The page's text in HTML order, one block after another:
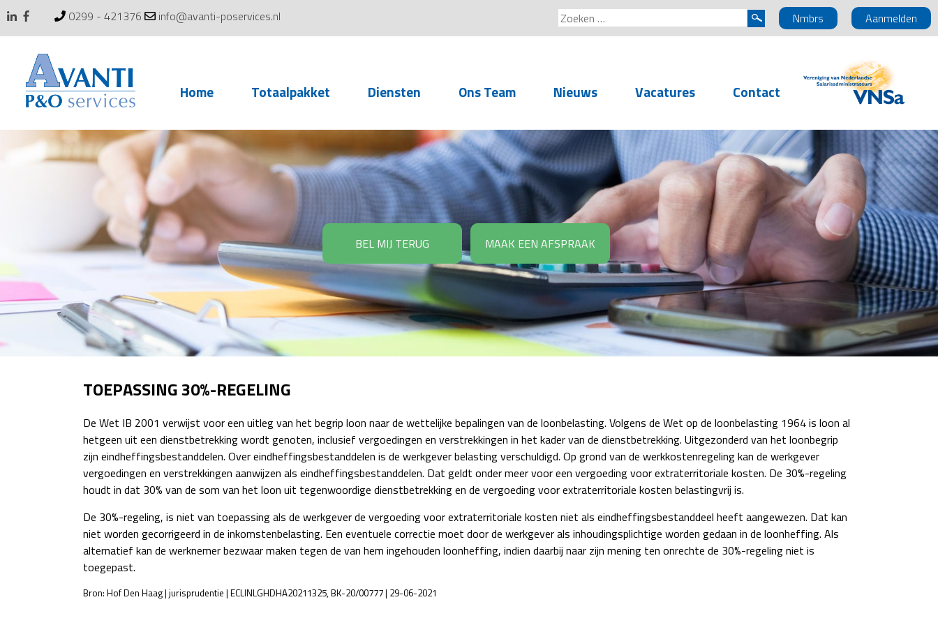
0299 - 421376 info@avanti-poservices.nl Aanmelden
Nmbrs
Zoeken
naar:
Home Totaalpakket Diensten
Service voor
accountants- en
administratiekantoren
Arbeidsrechtelijke
Advisering
Salarisadministratie
Personeelsadministratie
Detachering
Ons Team Nieuws Vacatures Contact
BEL MIJ TERUG MAAK EEN AFSPRAAK
TOEPASSING 30%-REGELING
De Wet IB 2001 verwijst voor een uitleg van het begrip loon naar de wettelijke bepalingen van de loonbelasting. Volgens de Wet op de loonbelasting 1964 is loon al
hetgeen uit een dienstbetrekking wordt genoten, inclusief vergoedingen en verstrekkingen in het kader van de dienstbetrekking. Uitgezonderd van het loonbegrip
zijn eindheffingsbestanddelen. Over eindheffingsbestanddelen is de werkgever belasting verschuldigd. Op grond van de werkkostenregeling kan de werkgever
vergoedingen en verstrekkingen aanwijzen als eindheffingsbestanddelen. Dat geldt onder meer voor een vergoeding voor extraterritoriale kosten. De 30%-regeling
houdt in dat 30% van de som van het loon uit tegenwoordige dienstbetrekking en de vergoeding voor extraterritoriale kosten belastingvrij is.
De 30%-regeling, is niet van toepassing als de werkgever de vergoeding voor extraterritoriale kosten niet als eindheffingsbestanddeel heeft aangewezen. Dat kan
niet worden gecorrigeerd in de inkomstenbelasting. Een eventuele correctie moet door de werkgever als inhoudingsplichtige worden gedaan in de loonheffing. Als
alternatief kan de werknemer bezwaar maken tegen de van hem ingehouden loonheffing, indien daarbij naar zijn mening ten onrechte de 30%-regeling niet is
toegepast.
Bron: Hof Den Haag | jurisprudentie | ECLINLGHDHA20211325, BK-20/00777 | 29-06-2021